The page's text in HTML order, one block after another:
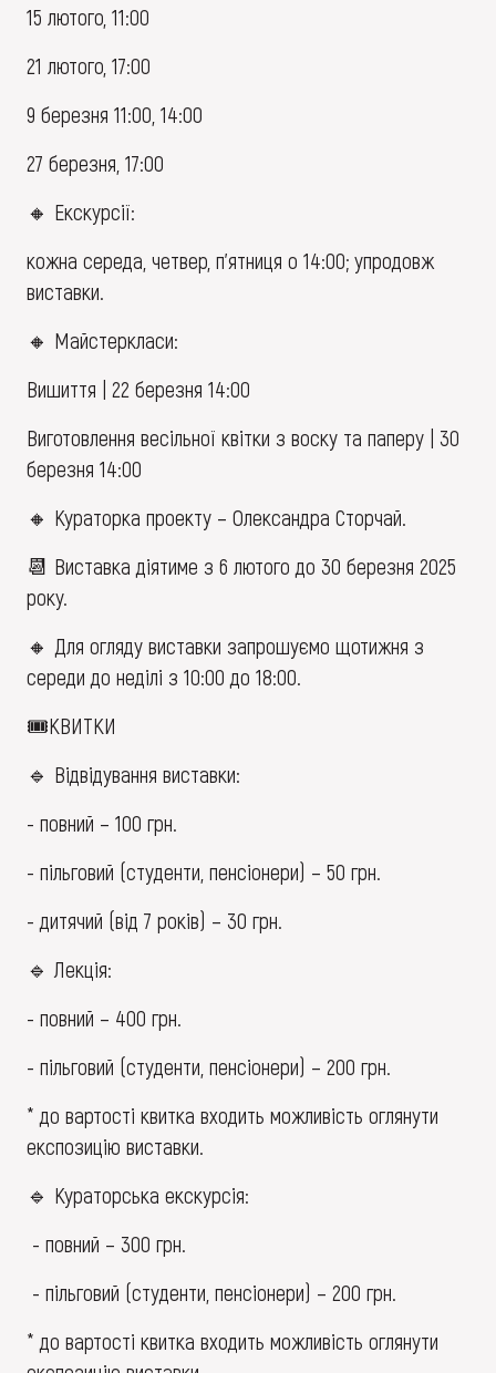
15 лютого, 11:00
21 лютого, 17:00
9 березня 11:00, 14:00
27 березня, 17:00
🔸 Екскурсії:
кожна середа, четвер, п'ятниця о 14:00; упродовж
виставки.
🔸 Майстеркласи:
Вишиття | 22 березня 14:00
Виготовлення весільної квітки з воску та паперу | 30
березня 14:00
🔸 Кураторка проекту – Олександра Сторчай.
📆 Виставка діятиме з 6 лютого до 30 березня 2025
року.
🔸 Для огляду виставки запрошуємо щотижня з
середи до неділі з 10:00 до 18:00.
🎟КВИТКИ
🔹 Відвідування виставки:
- повний – 100 грн.
- пільговий (студенти, пенсіонери) – 50 грн.
- дитячий (від 7 років) – 30 грн.
🔹 Лекція:
- повний – 400 грн.
- пільговий (студенти, пенсіонери) – 200 грн.
* до вартості квитка входить можливість оглянути
експозицію виставки.
🔹 Кураторська екскурсія:
- повний – 300 грн.
- пільговий (студенти, пенсіонери) – 200 грн.
* до вартості квитка входить можливість оглянути